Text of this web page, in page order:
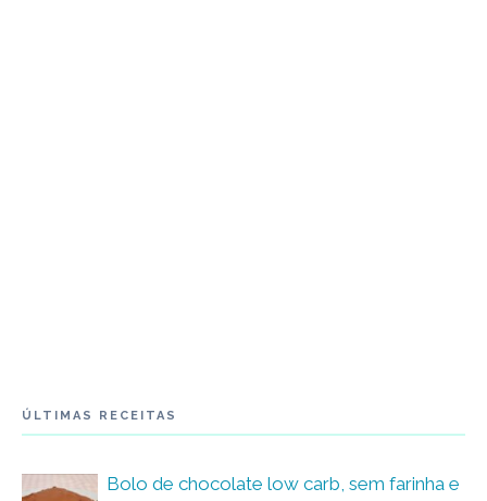
ÚLTIMAS RECEITAS
Bolo de chocolate low carb, sem farinha e